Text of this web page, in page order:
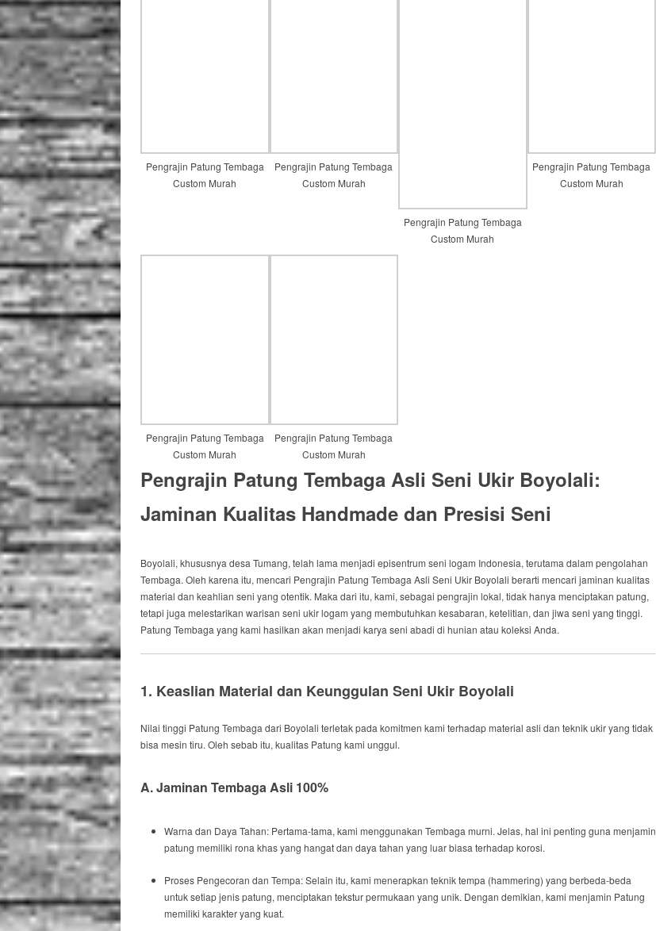
Pengrajin Patung Tembaga
Custom Murah
Pengrajin Patung Tembaga
Custom Murah
Pengrajin Patung Tembaga
Custom Murah
Pengrajin Patung Tembaga
Custom Murah
Pengrajin Patung Tembaga
Custom Murah
Pengrajin Patung Tembaga
Custom Murah
Pengrajin Patung Tembaga Asli Seni Ukir Boyolali:
Jaminan Kualitas Handmade dan Presisi Seni
Boyolali, khususnya desa Tumang, telah lama menjadi episentrum seni logam Indonesia, terutama dalam pengolahan
Tembaga.Oleh karena itu, mencari Pengrajin Patung Tembaga Asli Seni Ukir Boyolali berarti mencari jaminan kualitas
material dan keahlian seni yang otentik. Maka dari itu, kami, sebagai pengrajin lokal, tidak hanya menciptakan patung,
tetapi juga melestarikan warisan seni ukir logam yang membutuhkan kesabaran, ketelitian, dan jiwa seni yang tinggi.
Patung Tembaga yang kami hasilkan akan menjadi karya seni abadi di hunian atau koleksi Anda.
1. Keaslian Material dan Keunggulan Seni Ukir Boyolali
Nilai tinggi Patung Tembaga dari Boyolali terletak pada komitmen kami terhadap material asli dan teknik ukir yang tidak
bisa mesin tiru.Oleh sebab itu, kualitas Patung kami unggul.
A. Jaminan Tembaga Asli 100%
Warna dan Daya Tahan: Pertama-tama, kami menggunakan Tembaga murni.Jelas, hal ini penting guna menjamin
patung memiliki rona khas yang hangat dan daya tahan yang luar biasa terhadap korosi.
Proses Pengecoran dan Tempa:Selain itu, kami menerapkan teknik tempa (hammering) yang berbeda-beda
untuk setiap jenis patung, menciptakan tekstur permukaan yang unik. Dengan demikian, kami menjamin Patung
memiliki karakter yang kuat.